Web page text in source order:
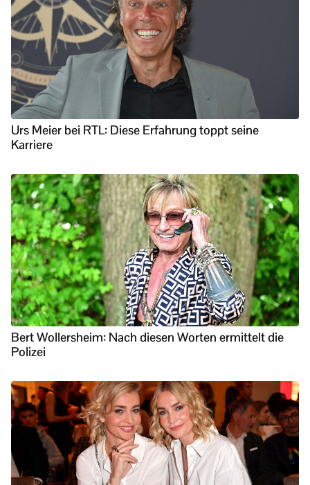
Urs Meier bei RTL: Diese Erfahrung toppt seine
Karriere
Bert Wollersheim: Nach diesen Worten ermittelt die
Polizei